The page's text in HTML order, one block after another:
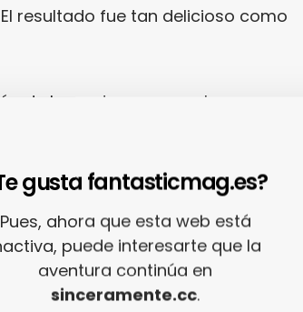
resultado fue tan delicioso como
de hace doce meses, hemos
a significar esto? Que,
de Santa Claus y dejaremos
un regalazo muy tremendo: a
navideño una mochila
de estas líneas, mientras que
durante el 2015 con las
su árbol de Navidad. Bueno, las
gusta fantasticmag.es?
Pues, ahora que esta web está
puede interesarte que la
aventura continúa en
sinceramente.cc.